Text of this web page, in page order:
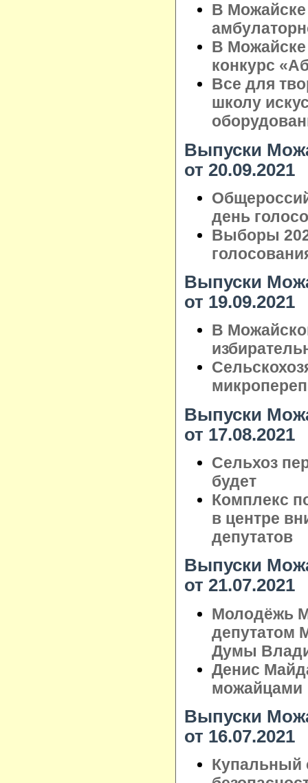
В
В Можайске
конкурс
Все для
школу
Выпуски
от 20.09.2021
день
Выборы
Выпуски
от 19.09.2021
В
Выпуски
от 17.08.2021
Сельхоз
будет
Комплекс
в центре
депутатов
Выпуски
от 21.07.2021
Молодёжь
депутатом
Думы
Денис
можайцами
Выпуски
от 16.07.2021
Купальный